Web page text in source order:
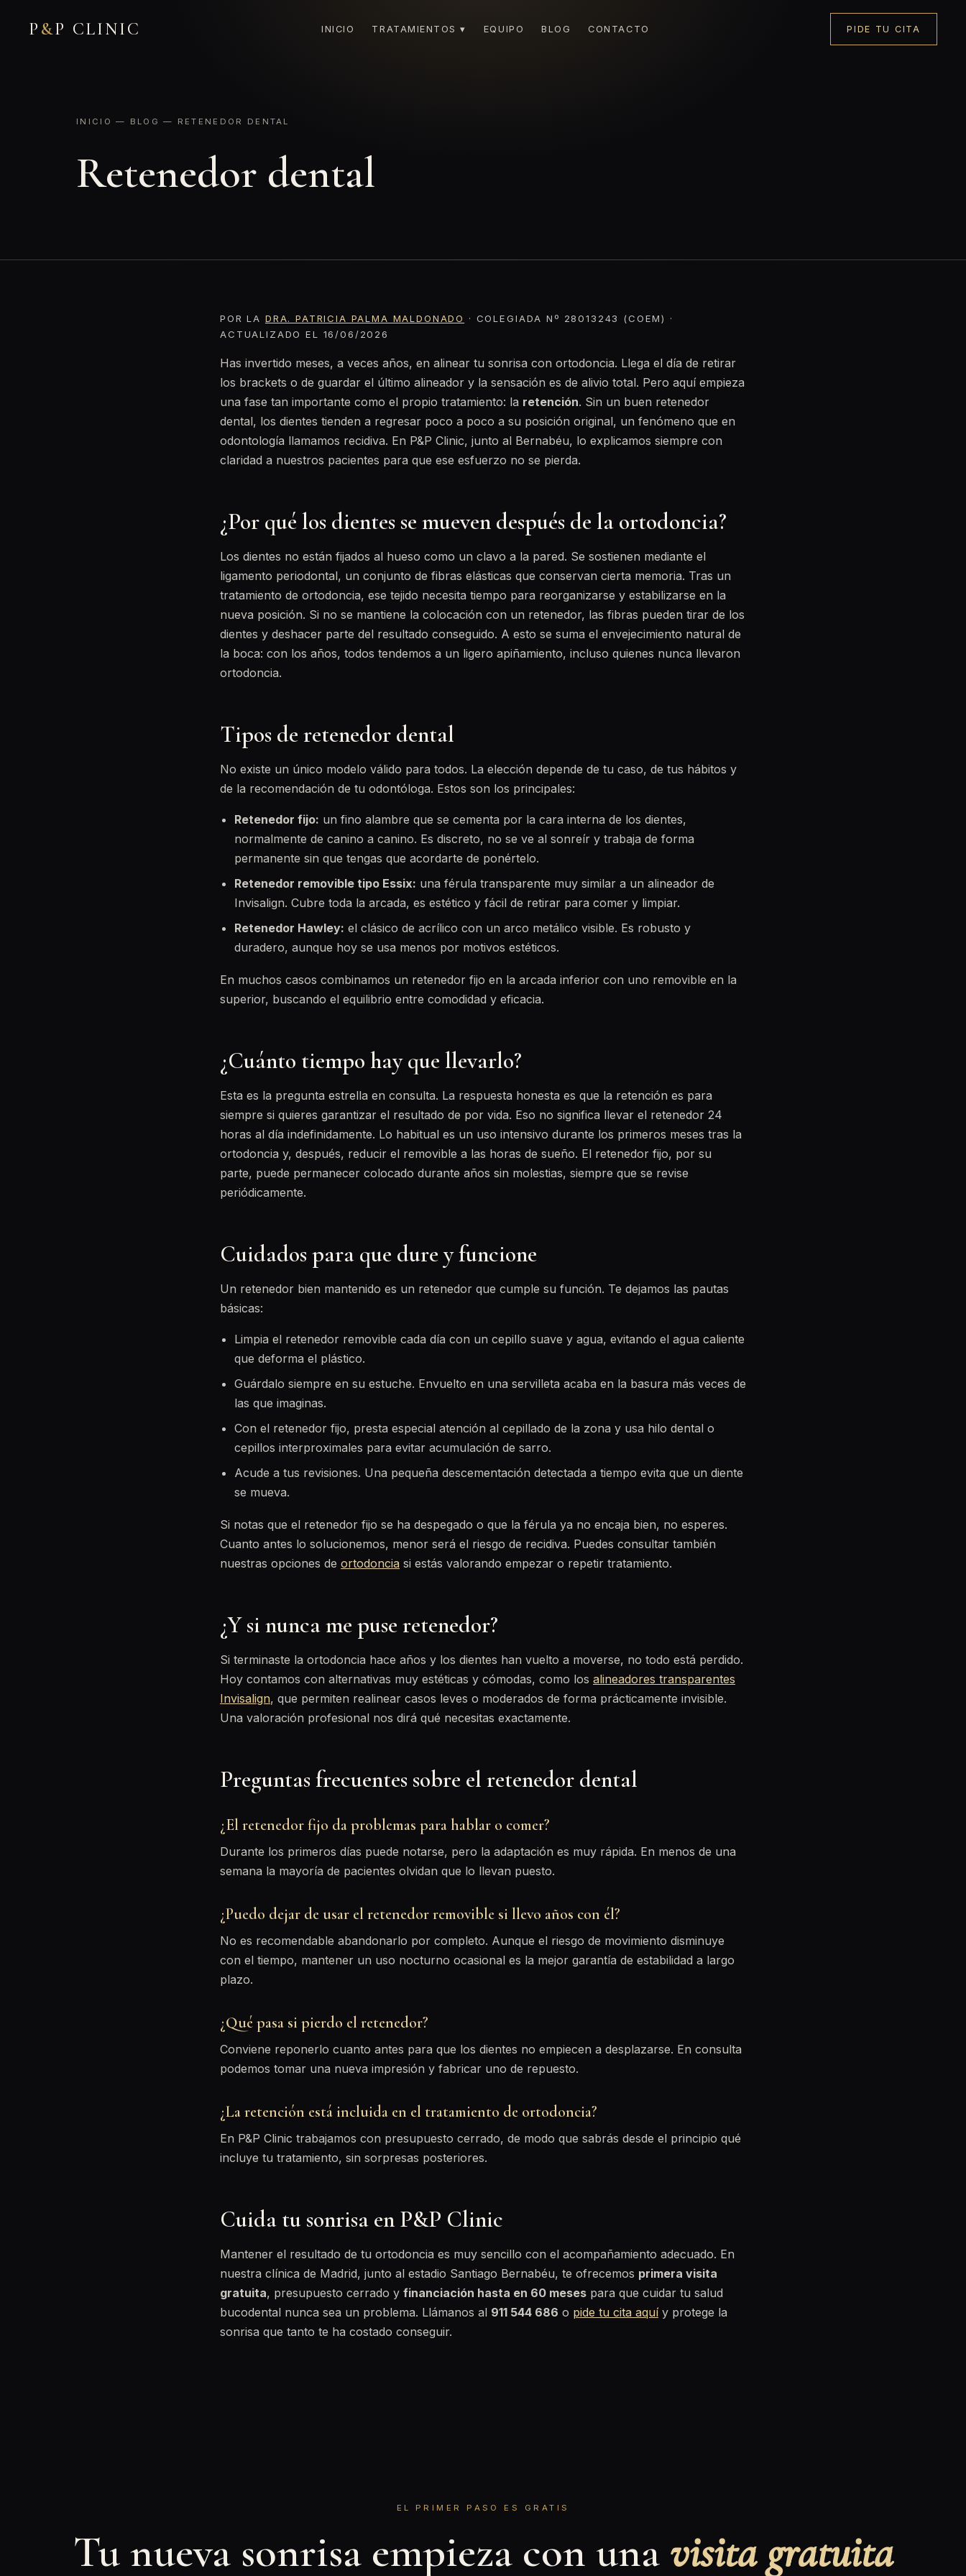
P &P CLINIC INICIO TRATAMIENTOS ▾ EQUIPO BLOG CONTACTO PIDE TU CITA
INICIO — BLOG — RETENEDOR DENTAL
Retenedor dental
POR LA DRA. PATRICIA PALMA MALDONADO
· COLEGIADA Nº 28013243 (COEM) ·
ACTUALIZADO EL 16/06/2026
Has invertido meses, a veces años, en alinear tu sonrisa con ortodoncia. Llega el día de retirar
los brackets o de guardar el último alineador y la sensación es de alivio total. Pero aquí empieza
una fase tan importante como el propio tratamiento: la retención. Sin un buen retenedor
dental, los dientes tienden a regresar poco a poco a su posición original, un fenómeno que en
odontología llamamos recidiva. En P&P Clinic, junto al Bernabéu, lo explicamos siempre con
claridad a nuestros pacientes para que ese esfuerzo no se pierda.
¿Por qué los dientes se mueven después de la ortodoncia?
Los dientes no están fijados al hueso como un clavo a la pared. Se sostienen mediante el
ligamento periodontal, un conjunto de fibras elásticas que conservan cierta memoria. Tras un
tratamiento de ortodoncia, ese tejido necesita tiempo para reorganizarse y estabilizarse en la
nueva posición. Si no se mantiene la colocación con un retenedor, las fibras pueden tirar de los
dientes y deshacer parte del resultado conseguido. A esto se suma el envejecimiento natural de
la boca: con los años, todos tendemos a un ligero apiñamiento, incluso quienes nunca llevaron
ortodoncia.
Tipos de retenedor dental
No existe un único modelo válido para todos. La elección depende de tu caso, de tus hábitos y
de la recomendación de tu odontóloga. Estos son los principales:
Retenedor fijo: un fino alambre que se cementa por la cara interna de los dientes,
normalmente de canino a canino. Es discreto, no se ve al sonreír y trabaja de forma
permanente sin que tengas que acordarte de ponértelo.
Retenedor removible tipo Essix: una férula transparente muy similar a un alineador de
Invisalign. Cubre toda la arcada, es estético y fácil de retirar para comer y limpiar.
Retenedor Hawley: el clásico de acrílico con un arco metálico visible. Es robusto y
duradero, aunque hoy se usa menos por motivos estéticos.
En muchos casos combinamos un retenedor fijo en la arcada inferior con uno removible en la
superior, buscando el equilibrio entre comodidad y eficacia.
¿Cuánto tiempo hay que llevarlo?
Esta es la pregunta estrella en consulta. La respuesta honesta es que la retención es para
siempre si quieres garantizar el resultado de por vida. Eso no significa llevar el retenedor 24
horas al día indefinidamente. Lo habitual es un uso intensivo durante los primeros meses tras la
ortodoncia y, después, reducir el removible a las horas de sueño. El retenedor fijo, por su
parte, puede permanecer colocado durante años sin molestias, siempre que se revise
periódicamente.
Cuidados para que dure y funcione
Un retenedor bien mantenido es un retenedor que cumple su función. Te dejamos las pautas
básicas:
Limpia el retenedor removible cada día con un cepillo suave y agua, evitando el agua caliente
que deforma el plástico.
Guárdalo siempre en su estuche. Envuelto en una servilleta acaba en la basura más veces de
las que imaginas.
Con el retenedor fijo, presta especial atención al cepillado de la zona y usa hilo dental o
cepillos interproximales para evitar acumulación de sarro.
Acude a tus revisiones. Una pequeña descementación detectada a tiempo evita que un diente
se mueva.
Si notas que el retenedor fijo se ha despegado o que la férula ya no encaja bien, no esperes.
Cuanto antes lo solucionemos, menor será el riesgo de recidiva. Puedes consultar también
nuestras opciones de ortodoncia si estás valorando empezar o repetir tratamiento.
¿Y si nunca me puse retenedor?
Si terminaste la ortodoncia hace años y los dientes han vuelto a moverse, no todo está perdido.
Hoy contamos con alternativas muy estéticas y cómodas, como los alineadores transparentes
Invisalign, que permiten realinear casos leves o moderados de forma prácticamente invisible.
Una valoración profesional nos dirá qué necesitas exactamente.
Preguntas frecuentes sobre el retenedor dental
¿El retenedor fijo da problemas para hablar o comer?
Durante los primeros días puede notarse, pero la adaptación es muy rápida. En menos de una
semana la mayoría de pacientes olvidan que lo llevan puesto.
¿Puedo dejar de usar el retenedor removible si llevo años con él?
No es recomendable abandonarlo por completo. Aunque el riesgo de movimiento disminuye
con el tiempo, mantener un uso nocturno ocasional es la mejor garantía de estabilidad a largo
plazo.
¿Qué pasa si pierdo el retenedor?
Conviene reponerlo cuanto antes para que los dientes no empiecen a desplazarse. En consulta
podemos tomar una nueva impresión y fabricar uno de repuesto.
¿La retención está incluida en el tratamiento de ortodoncia?
En P&P Clinic trabajamos con presupuesto cerrado, de modo que sabrás desde el principio qué
incluye tu tratamiento, sin sorpresas posteriores.
Cuida tu sonrisa en P&P Clinic
Mantener el resultado de tu ortodoncia es muy sencillo con el acompañamiento adecuado. En
nuestra clínica de Madrid, junto al estadio Santiago Bernabéu, te ofrecemos primera visita
gratuita, presupuesto cerrado y financiación hasta en 60 meses para que cuidar tu salud
bucodental nunca sea un problema. Llámanos al 911 544 686 o pide tu cita aquíy protege la
sonrisa que tanto te ha costado conseguir.
EL PRIMER PASO ES GRATIS
Tu nueva sonrisa empieza con una visita gratuita